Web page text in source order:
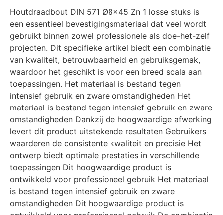
Houtdraadbout DIN 571 Ø8×45 Zn 1 losse stuks is
een essentieel bevestigingsmateriaal dat veel wordt
gebruikt binnen zowel professionele als doe-het-zelf
projecten. Dit specifieke artikel biedt een combinatie
van kwaliteit, betrouwbaarheid en gebruiksgemak,
waardoor het geschikt is voor een breed scala aan
toepassingen. Het materiaal is bestand tegen
intensief gebruik en zware omstandigheden Het
materiaal is bestand tegen intensief gebruik en zware
omstandigheden Dankzij de hoogwaardige afwerking
levert dit product uitstekende resultaten Gebruikers
waarderen de consistente kwaliteit en precisie Het
ontwerp biedt optimale prestaties in verschillende
toepassingen Dit hoogwaardige product is
ontwikkeld voor professioneel gebruik Het materiaal
is bestand tegen intensief gebruik en zware
omstandigheden Dit hoogwaardige product is